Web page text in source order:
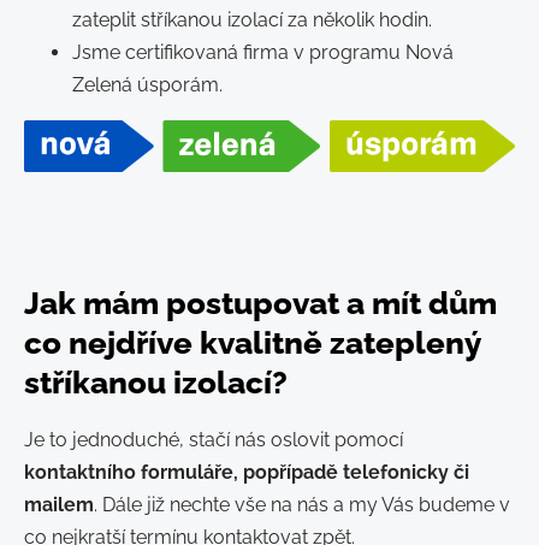
zateplit stříkanou izolací za několik hodin.
Jsme certifikovaná firma v programu Nová
Zelená úsporám.
Jak mám postupovat a mít dům
co nejdříve kvalitně zateplený
stříkanou izolací?
Je to jednoduché, stačí nás oslovit pomocí
kontaktního formuláře, popřípadě telefonicky či
mailem. Dále již nechte vše na nás a my Vás budeme v
co nejkratší termínu kontaktovat zpět.